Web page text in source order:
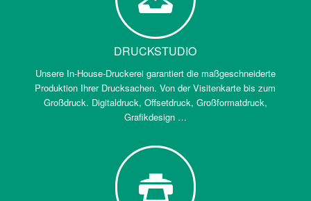
DRUCKSTUDIO
Unsere In-House-Druckerei garantiert die maßgeschneiderte
Produktion Ihrer Drucksachen. Von der Visitenkarte bis zum
Großdruck. Digitaldruck, Offsetdruck, Großformatdruck,
Grafikdesign …